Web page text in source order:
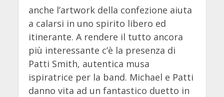
anche l’artwork della confezione aiuta
a calarsi in uno spirito libero ed
itinerante. A rendere il tutto ancora
più interessante c’è la presenza di
Patti Smith, autentica musa
ispiratrice per la band. Michael e Patti
danno vita ad un fantastico duetto in